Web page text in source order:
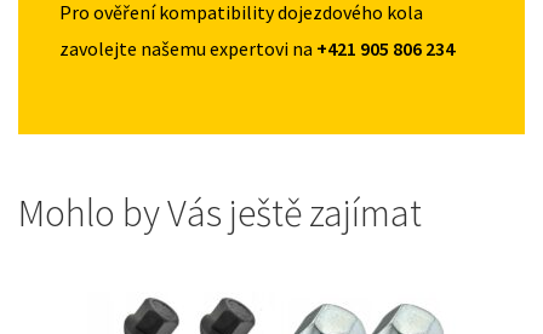
Pro ověření kompatibility dojezdového kola
zavolejte našemu expertovi na +421 905 806 234
Mohlo by Vás ještě zajímat